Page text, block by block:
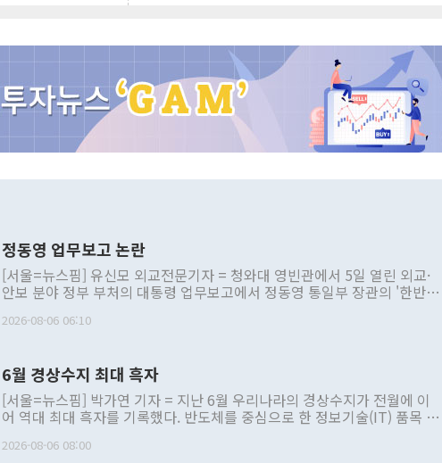
정동영 업무보고 논란
[서울=뉴스핌] 유신모 외교전문기자 = 청와대 영빈관에서 5일 열린 외교·
안보 분야 정부 부처의 대통령 업무보고에서 정동영 통일부 장관의 '한반도
발언 중에는 정부 내 조율을 거치지 않은 사안을 정책으로 추진하겠다고 공
주의적 희망에 근거한 비현실적 구상'이라는 비판을 내놨다. 그동안 정 장
관의 대북 정책 관련 발언이 물의를 빚은 적은 여러 번 있지만 대통령과 유
관 부처 장관이 공개적으로 부정적 입장을 표명한 것은 이례적이다. 정 장
관의 무리한 대북 접근법과 월권을 제어해야 한다는 목소리도 높아지고 있
다. [정동영 통일부 장관이 지난달 23일 오후 서울 종로구 정부서울청사에
2026-08-06 06:10
6월 경상수지 최대 흑자
[서울=뉴스핌] 박가연 기자 = 지난 6월 우리나라의 경상수지가 전월에 이
어 역대 최대 흑자를 기록했다. 반도체를 중심으로 한 정보기술(IT) 품목 수
료=한국은행] 한국은행이 6일 발표한 '2026년 6월 국제수지(잠정)'에 따르
2026-08-06 08:00